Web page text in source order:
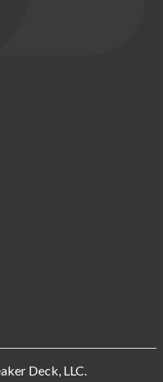
Deck, LLC.